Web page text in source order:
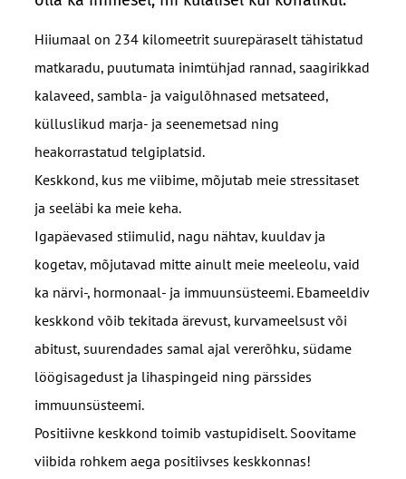
Hiiumaal on 234 kilomeetrit suurepäraselt tähistatud
matkaradu, puutumata inimtühjad rannad, saagirikkad
kalaveed, sambla- ja vaigulõhnased metsateed,
külluslikud marja- ja seenemetsad ning
heakorrastatud telgiplatsid.
Keskkond, kus me viibime, mõjutab meie stressitaset
ja seeläbi ka meie keha.
Igapäevased stiimulid, nagu nähtav, kuuldav ja
kogetav, mõjutavad mitte ainult meie meeleolu, vaid
ka närvi-, hormonaal- ja immuunsüsteemi. Ebameeldiv
keskkond võib tekitada ärevust, kurvameelsust või
abitust, suurendades samal ajal vererõhku, südame
löögisagedust ja lihaspingeid ning pärssides
immuunsüsteemi.
Positiivne keskkond toimib vastupidiselt. Soovitame
viibida rohkem aega positiivses keskkonnas!